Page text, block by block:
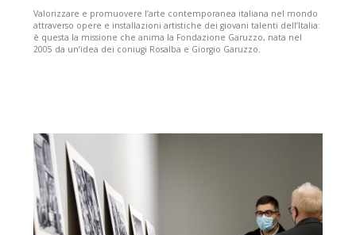
Valorizzare e promuovere l’arte contemporanea italiana nel mondo
attraverso opere e installazioni artistiche dei giovani talenti dell’Italia:
è questa la missione che anima la Fondazione Garuzzo, nata nel
2005 da un’idea dei coniugi Rosalba e Giorgio Garuzzo.